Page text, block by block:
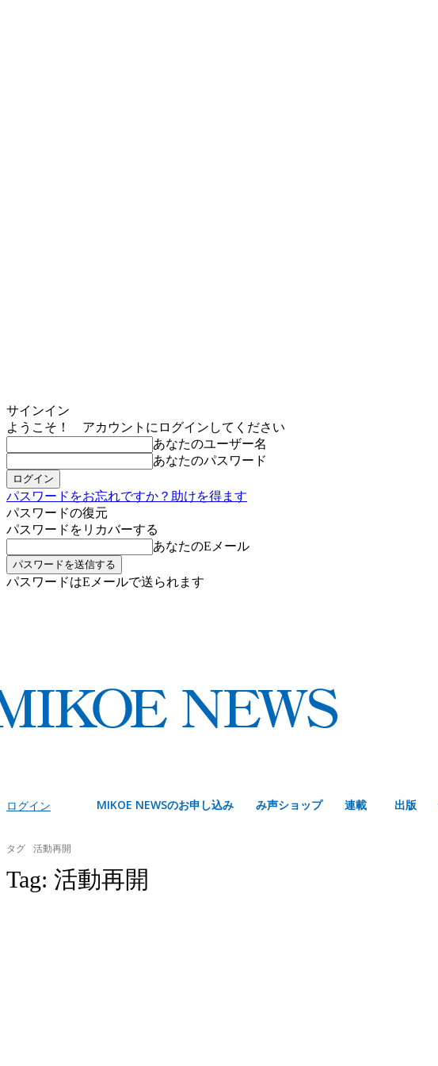
サインイン
ようこそ！ アカウントにログインしてください
あなたのユーザー名
あなたのパスワード
パスワードをお忘れですか？助けを得ます
パスワードの復元
パスワードをリカバーする
あなたのEメール
パスワードはEメールで送られます
ログイン MIKOE NEWSのお申し込み み声ショップ 連載 出版
タグ 活動再開
Tag: 活動再開